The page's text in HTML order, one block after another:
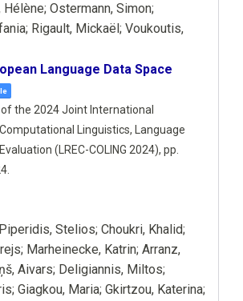
Ostermann, Simon;
Rigault, Mickaël; Voukoutis,
Language Data Space
the 2024 Joint International
Linguistics, Language
(LREC-COLING 2024), pp.
Stelios; Choukri, Khalid;
Marheinecke, Katrin; Arranz,
Aivars; Deligiannis, Miltos;
Giagkou, Maria; Gkirtzou, Katerina;